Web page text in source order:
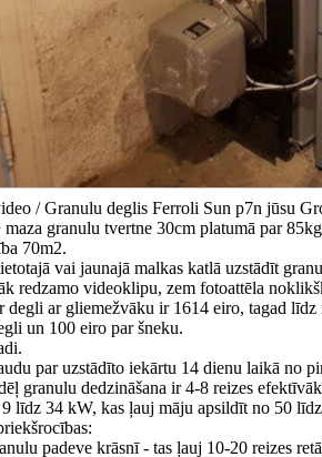
/ Granulu deglis Ferroli Sun p7n jūsu
granulu tvertne 30cm platumā par
70m2.
vai jaunajā malkas katlā uzstādīt
redzamo videoklipu, zem fotoattēla
degli ar gliemežvāku ir 1614 eiro, tagad līdz
un 100 eiro par šneku.
par uzstādīto iekārtu 14 dienu laikā no
granulu dedzināšana ir 4-8 reizes
līdz 34 kW, kas ļauj māju apsildīt no 50
padeve krāsnī - tas ļauj 10-20 reizes